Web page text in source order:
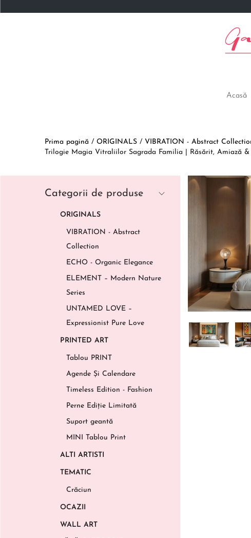
Acasă
Prima pagină / ORIGINALS / VIBRATION - Abstract
Trilogie Magia Vitraliilor Sagrada Familia | Răsărit, Amiază
Categorii de produse
ORIGINALS
VIBRATION - Abstract
Collection
ECHO - Organic Elegance
ELEMENT – Modern Nature
Series
UNTAMED LOVE –
Expressionist Pure Love
PRINTED ART
Tablou PRINT
Agende Și Calendare
Timeless Edition - Fashion
Perne Ediție Limitată
Suport geantă
MINI Tablou Print
ALTI ARTISTI
TEMATIC
Crăciun
OCAZII
WALL ART